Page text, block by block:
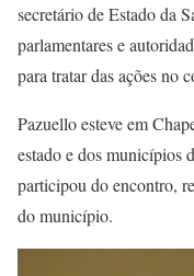
secretário de Estado da
parlamentares e
para tratar das ações no
Pazuello esteve em
estado e dos municípios
participou do encontro,
do município.